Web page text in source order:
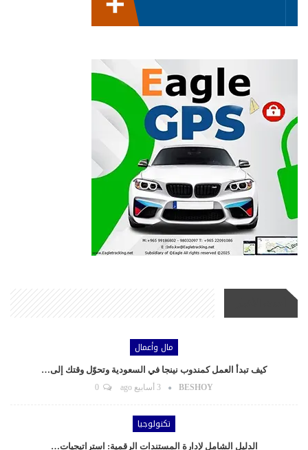
مال وأعمال
كيف تبدأ العمل كمندوب نينجا في السعودية وتحوّل وقتك إلى…
BESHOY 3 أسابيع ago
تكنولوجيا
الدليل الشامل لإدارة المستندات الرقمية: استراتيجيات…